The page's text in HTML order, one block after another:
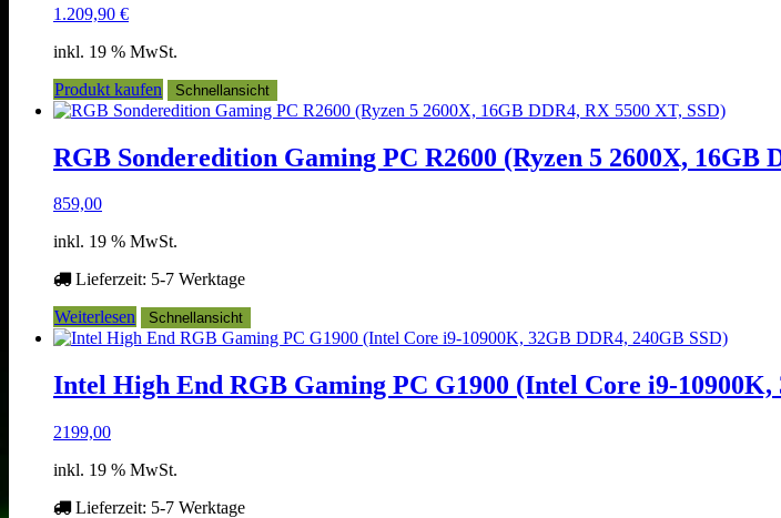
1.209,90 €
inkl. 19 % MwSt.
Produkt kaufen
Schnellansicht
RGB Sonderedition Gaming PC R2600 (Ryzen 5 2600X, 16GB
859,00
inkl. 19 % MwSt.
Lieferzeit: 5-7 Werktage
Weiterlesen
Schnellansicht
Intel High End RGB Gaming PC G1900 (Intel Core i9-10900K,
2199,00
inkl. 19 % MwSt.
Lieferzeit: 5-7 Werktage